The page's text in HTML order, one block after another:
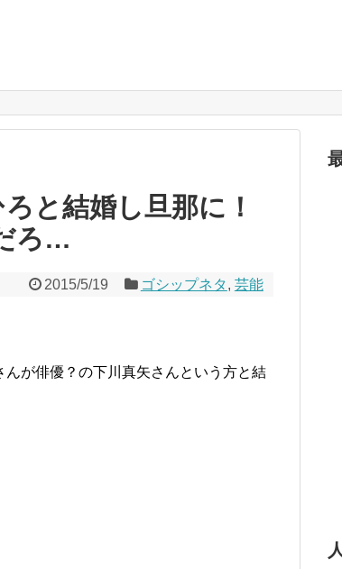
と結婚し旦那に！
ろ…
2015/5/19 ゴシップネタ, 芸能
が俳優？の下川真矢さんという方と結